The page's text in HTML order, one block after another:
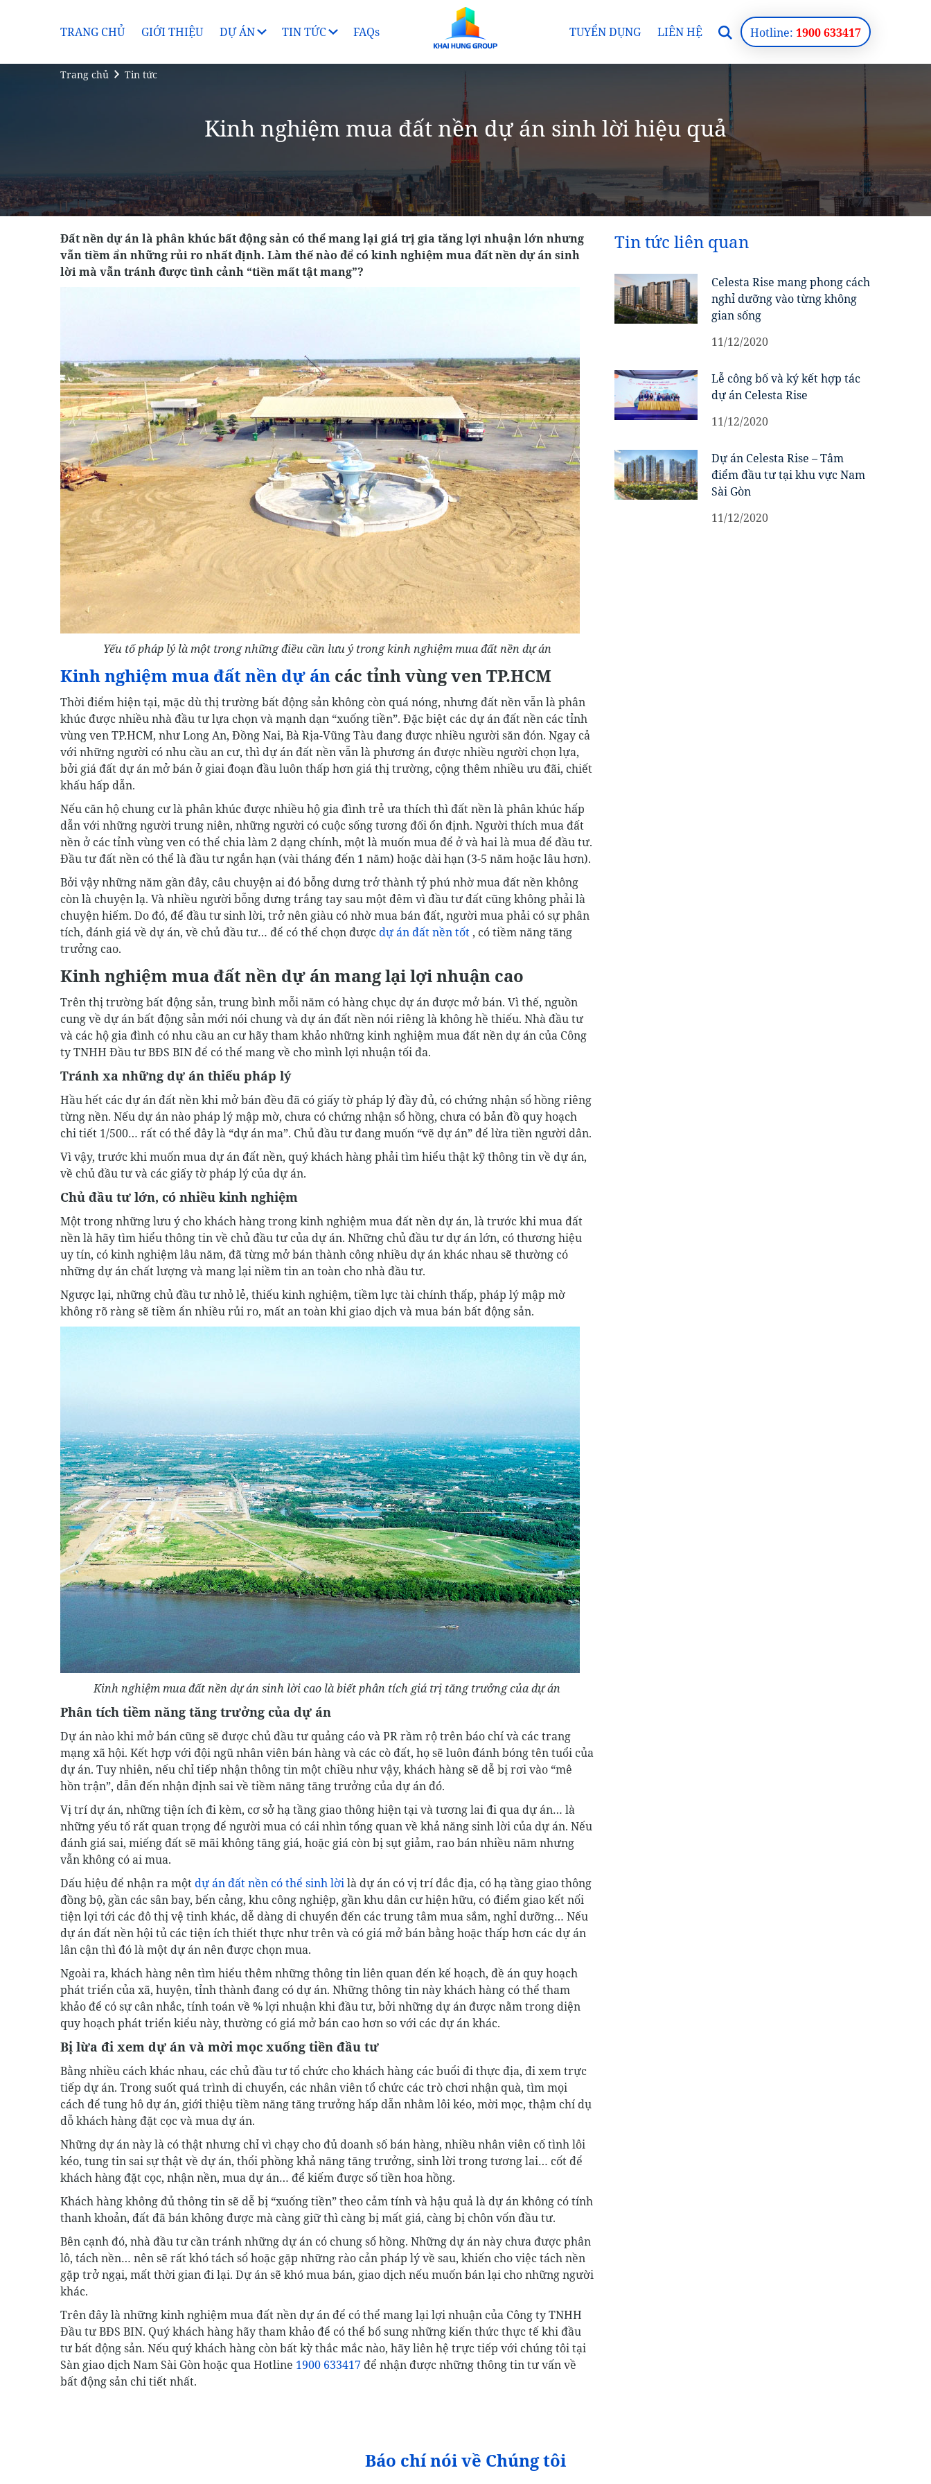
TRANG CHỦ GIỚI THIỆU DỰ ÁN TIN TỨC FAQs TUYỂN DỤNG LIÊN HỆ Hotline: 1900 633417
Kinh nghiệm mua đất nền dự án sinh lời hiệu quả
Trang chủ Tin tức
Đất nền dự án là phân khúc bất động sản có thể mang lại giá trị gia tăng lợi nhuận lớn nhưng
vẫn tiềm ẩn những rủi ro nhất định. Làm thế nào để có kinh nghiệm mua đất nền dự án sinh
lời mà vẫn tránh được tình cảnh “tiền mất tật mang”?
Yếu tố pháp lý là một trong những điều cần lưu ý trong kinh nghiệm mua đất nền dự án
Kinh nghiệm mua đất nền dự án các tỉnh vùng ven TP.HCM
Thời điểm hiện tại, mặc dù thị trường bất động sản không còn quá nóng, nhưng đất nền vẫn là phân
khúc được nhiều nhà đầu tư lựa chọn và mạnh dạn “xuống tiền”. Đặc biệt các dự án đất nền các tỉnh
vùng ven TP.HCM, như Long An, Đồng Nai, Bà Rịa-Vũng Tàu đang được nhiều người săn đón. Ngay cả
với những người có nhu cầu an cư, thì dự án đất nền vẫn là phương án được nhiều người chọn lựa,
bởi giá đất dự án mở bán ở giai đoạn đầu luôn thấp hơn giá thị trường, cộng thêm nhiều ưu đãi, chiết
khấu hấp dẫn.
Nếu căn hộ chung cư là phân khúc được nhiều hộ gia đình trẻ ưa thích thì đất nền là phân khúc hấp
dẫn với những người trung niên, những người có cuộc sống tương đối ổn định. Người thích mua đất
nền ở các tỉnh vùng ven có thể chia làm 2 dạng chính, một là muốn mua để ở và hai là mua để đầu tư.
Đầu tư đất nền có thể là đầu tư ngắn hạn (vài tháng đến 1 năm) hoặc dài hạn (3-5 năm hoặc lâu hơn).
Bởi vậy những năm gần đây, câu chuyện ai đó bỗng dưng trở thành tỷ phú nhờ mua đất nền không
còn là chuyện lạ. Và nhiều người bỗng dưng trắng tay sau một đêm vì đầu tư đất cũng không phải là
chuyện hiếm. Do đó, để đầu tư sinh lời, trở nên giàu có nhờ mua bán đất, người mua phải có sự phân
tích, đánh giá về dự án, về chủ đầu tư… để có thể chọn đượcdự án đất nền tốt , có tiềm năng tăng
trưởng cao.
Kinh nghiệm mua đất nền dự án mang lại lợi nhuận cao
Trên thị trường bất động sản, trung bình mỗi năm có hàng chục dự án được mở bán. Vì thế, nguồn
cung về dự án bất động sản mới nói chung và dự án đất nền nói riêng là không hề thiếu. Nhà đầu tư
và các hộ gia đình có nhu cầu an cư hãy tham khảo những kinh nghiệm mua đất nền dự án của Công
ty TNHH Đầu tư BĐS BIN để có thể mang về cho mình lợi nhuận tối đa.
Tránh xa những dự án thiếu pháp lý
Hầu hết các dự án đất nền khi mở bán đều đã có giấy tờ pháp lý đầy đủ, có chứng nhận sổ hồng riêng
từng nền. Nếu dự án nào pháp lý mập mờ, chưa có chứng nhận sổ hồng, chưa có bản đồ quy hoạch
chi tiết 1/500… rất có thể đây là “dự án ma”. Chủ đầu tư đang muốn “vẽ dự án” để lừa tiền người dân.
Vì vậy, trước khi muốn mua dự án đất nền, quý khách hàng phải tìm hiểu thật kỹ thông tin về dự án,
về chủ đầu tư và các giấy tờ pháp lý của dự án.
Chủ đầu tư lớn, có nhiều kinh nghiệm
Một trong những lưu ý cho khách hàng trong kinh nghiệm mua đất nền dự án, là trước khi mua đất
nền là hãy tìm hiểu thông tin về chủ đầu tư của dự án. Những chủ đầu tư dự án lớn, có thương hiệu
uy tín, có kinh nghiệm lâu năm, đã từng mở bán thành công nhiều dự án khác nhau sẽ thường có
những dự án chất lượng và mang lại niềm tin an toàn cho nhà đầu tư.
Ngược lại, những chủ đầu tư nhỏ lẻ, thiếu kinh nghiệm, tiềm lực tài chính thấp, pháp lý mập mờ
không rõ ràng sẽ tiềm ẩn nhiều rủi ro, mất an toàn khi giao dịch và mua bán bất động sản.
Kinh nghiệm mua đất nền dự án sinh lời cao là biết phân tích giá trị tăng trưởng của dự án
Phân tích tiềm năng tăng trưởng của dự án
Dự án nào khi mở bán cũng sẽ được chủ đầu tư quảng cáo và PR rầm rộ trên báo chí và các trang
mạng xã hội. Kết hợp với đội ngũ nhân viên bán hàng và các cò đất, họ sẽ luôn đánh bóng tên tuổi của
dự án. Tuy nhiên, nếu chỉ tiếp nhận thông tin một chiều như vậy, khách hàng sẽ dễ bị rơi vào “mê
hồn trận”, dẫn đến nhận định sai về tiềm năng tăng trưởng của dự án đó.
Vị trí dự án, những tiện ích đi kèm, cơ sở hạ tầng giao thông hiện tại và tương lai đi qua dự án… là
những yếu tố rất quan trọng để người mua có cái nhìn tổng quan về khả năng sinh lời của dự án. Nếu
đánh giá sai, miếng đất sẽ mãi không tăng giá, hoặc giá còn bị sụt giảm, rao bán nhiều năm nhưng
vẫn không có ai mua.
Dấu hiệu để nhận ra mộtdự án đất nền có thể sinh lờilà dự án có vị trí đắc địa, có hạ tầng giao thông
đồng bộ, gần các sân bay, bến cảng, khu công nghiệp, gần khu dân cư hiện hữu, có điểm giao kết nối
tiện lợi tới các đô thị vệ tinh khác, dễ dàng di chuyển đến các trung tâm mua sắm, nghỉ dưỡng… Nếu
dự án đất nền hội tủ các tiện ích thiết thực như trên và có giá mở bán bằng hoặc thấp hơn các dự án
lân cận thì đó là một dự án nên được chọn mua.
Ngoài ra, khách hàng nên tìm hiểu thêm những thông tin liên quan đến kế hoạch, đề án quy hoạch
phát triển của xã, huyện, tỉnh thành đang có dự án. Những thông tin này khách hàng có thể tham
khảo để có sự cân nhắc, tính toán về % lợi nhuận khi đầu tư, bởi những dự án được nằm trong diện
quy hoạch phát triển kiểu này, thường có giá mở bán cao hơn so với các dự án khác.
Bị lừa đi xem dự án và mời mọc xuống tiền đầu tư
Bằng nhiều cách khác nhau, các chủ đầu tư tổ chức cho khách hàng các buổi đi thực địa, đi xem trực
tiếp dự án. Trong suốt quá trình di chuyển, các nhân viên tổ chức các trò chơi nhận quà, tìm mọi
cách để tung hô dự án, giới thiệu tiềm năng tăng trưởng hấp dẫn nhằm lôi kéo, mời mọc, thậm chí dụ
dỗ khách hàng đặt cọc và mua dự án.
Những dự án này là có thật nhưng chỉ vì chạy cho đủ doanh số bán hàng, nhiều nhân viên cố tình lôi
kéo, tung tin sai sự thật về dự án, thổi phồng khả năng tăng trưởng, sinh lời trong tương lai… cốt để
khách hàng đặt cọc, nhận nền, mua dự án… để kiếm được số tiền hoa hồng.
Khách hàng không đủ thông tin sẽ dễ bị “xuống tiền” theo cảm tính và hậu quả là dự án không có tính
thanh khoản, đất đã bán không được mà càng giữ thì càng bị mất giá, càng bị chôn vốn đầu tư.
Bên cạnh đó, nhà đầu tư cần tránh những dự án có chung sổ hồng. Những dự án này chưa được phân
lô, tách nền… nên sẽ rất khó tách sổ hoặc gặp những rào cản pháp lý về sau, khiến cho việc tách nền
gặp trở ngại, mất thời gian đi lại. Dự án sẽ khó mua bán, giao dịch nếu muốn bán lại cho những người
khác.
Trên đây là những kinh nghiệm mua đất nền dự án để có thể mang lại lợi nhuận của Công ty TNHH
Đầu tư BĐS BIN. Quý khách hàng hãy tham khảo để có thể bổ sung những kiến thức thực tế khi đầu
tư bất động sản. Nếu quý khách hàng còn bất kỳ thắc mắc nào, hãy liên hệ trực tiếp với chúng tôi tại
Sàn giao dịch Nam Sài Gòn hoặc qua Hotline 1900 633417 để nhận được những thông tin tư vấn về
bất động sản chi tiết nhất.
Tin tức liên quan
Celesta Rise mang phong cách
nghỉ dưỡng vào từng không
gian sống
11/12/2020
Lễ công bố và ký kết hợp tác
dự án Celesta Rise
11/12/2020
Dự án Celesta Rise – Tâm
điểm đầu tư tại khu vực Nam
Sài Gòn
11/12/2020
Báo chí nói về Chúng tôi